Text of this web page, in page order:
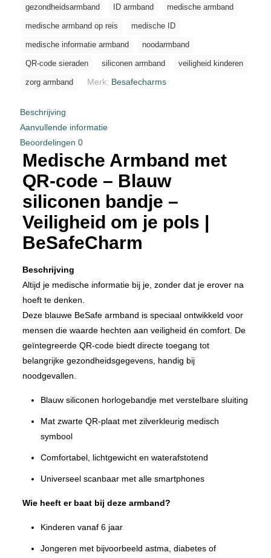
gezondheidsarmband ID armband medische armband
medische armband op reis medische ID
medische informatie armband noodarmband
QR-code sieraden siliconen armband veiligheid kinderen
zorg armband Merk: Besafecharms
Beschrijving
Aanvullende informatie
Beoordelingen 0
Medische Armband met
QR-code – Blauw
siliconen bandje –
Veiligheid om je pols |
BeSafeCharm
Beschrijving
Altijd je medische informatie bij je, zonder dat je erover na
hoeft te denken.
Deze blauwe BeSafe armband is speciaal ontwikkeld voor
mensen die waarde hechten aan veiligheid én comfort. De
geïntegreerde QR-code biedt directe toegang tot
belangrijke gezondheidsgegevens, handig bij
noodgevallen.
Blauw siliconen horlogebandje met verstelbare sluiting
Mat zwarte QR-plaat met zilverkleurig medisch
symbool
Comfortabel, lichtgewicht en waterafstotend
Universeel scanbaar met alle smartphones
Wie heeft er baat bij deze armband?
Kinderen vanaf 6 jaar
Jongeren met bijvoorbeeld astma, diabetes of